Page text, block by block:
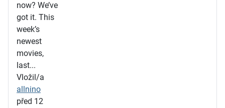
now? We’ve
got it. This
week’s
newest
movies,
last...
Vložil/a
allnino
před 12